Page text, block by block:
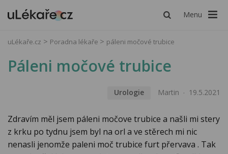
Menu
uLékaře.cz Poradna lékaře páleni močové trubice
Páleni močové trubice
Urologie Martin 19.5.2021
Zdravím měl jsem páleni močove trubice a našli mi stery
z krku po tydnu jsem byl na orl a ve stěrech mi nic
nenasli jenomže paleni moč trubice furt přervava . Tak